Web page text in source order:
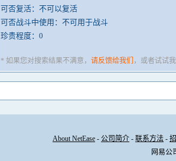
可否复活：不可以复活
可否战斗中使用：不可用于战斗
珍贵程度：0
* 如果您对搜索结果不满意， 请反馈给我们 ，或者试试
About NetEase - 公司简介 - 联系方法 -
网易公